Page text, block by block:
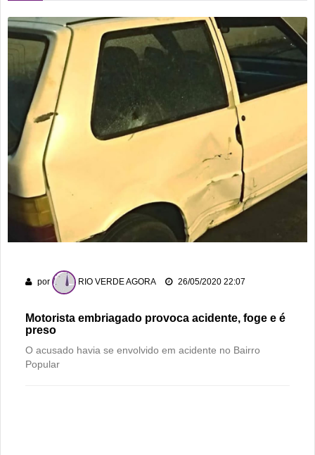
Ela não quis dizer quem era, mas acabou identificada no
TCO
Dois motoristas com sinais de embriaguez se envolvem em
acidente no Setor Pausanes
Estagiário tenta atuar como advogado e acaba detido em
Rio Verde
Rio Verde 178 anos: a cidade que cresceu mais rápido que
suas próprias respostas
Homem é detido por violência doméstica no Setor
Gameleira
Associação Atlética Rioverdense disputará a Terceira Divisão
por RIO VERDE AGORA 26/05/2020 22:07
Motorista embriagado provoca acidente, foge e é
preso
O acusado havia se envolvido em acidente no Bairro
Popular